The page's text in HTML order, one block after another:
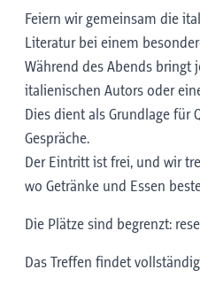
Feiern wir gemeinsam die
Literatur bei einem
Während des Abends bringt
italienischen Autors oder
Dies dient als Grundlage für
Gespräche.
Der Eintritt ist frei, und wir
wo Getränke und Essen
Die Plätze sind begrenzt:
Das Treffen findet